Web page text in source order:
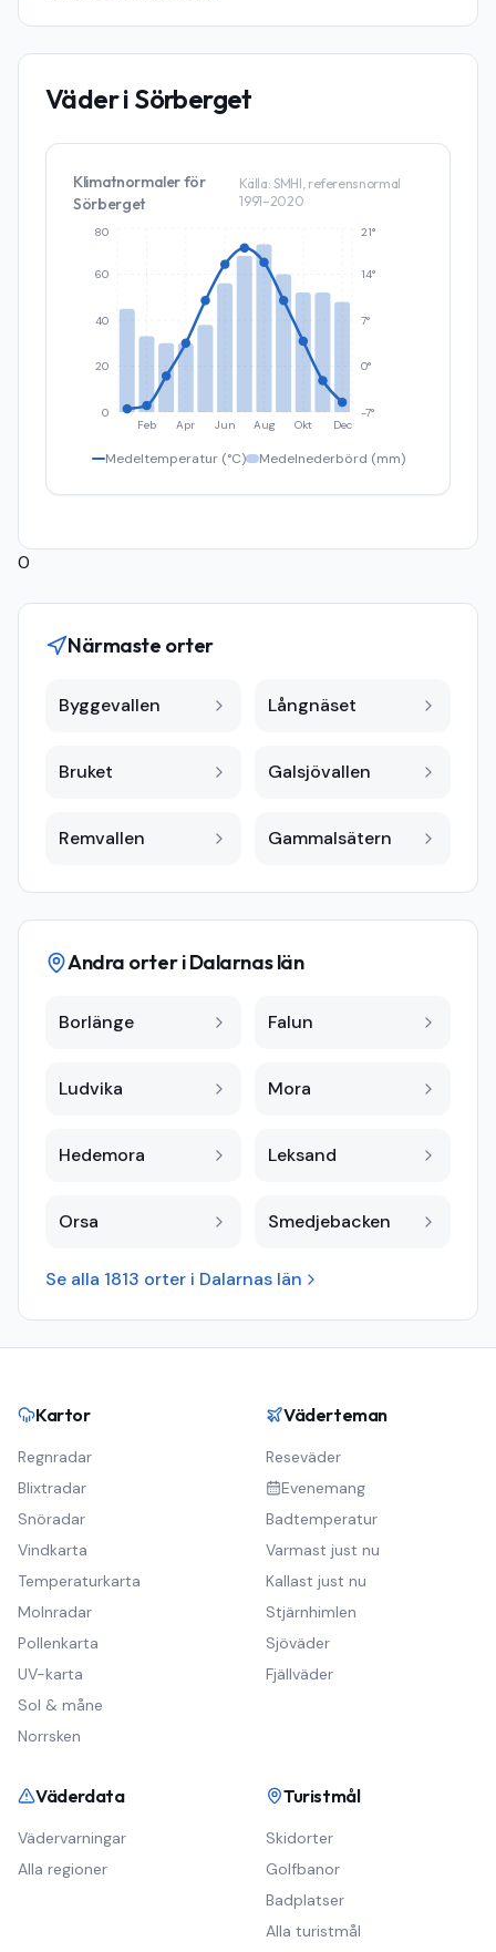
Väder i Sörberget
Klimatnormaler för
Sörberget
Källa: SMHI, referensnormal
1991–2020
Feb Apr Jun Aug Okt Dec
0
20
40
60
80
-7°
0°
7°
14°
21°
Medeltemperatur (°C) Medelnederbörd (mm)
0
Närmaste orter
Byggevallen Långnäset
Bruket Galsjövallen
Remvallen Gammalsätern
Andra orter iDalarnas län
Borlänge Falun
Ludvika Mora
Hedemora Leksand
Orsa Smedjebacken
Se alla 1813 orter i Dalarnas län
Kartor
Regnradar
Blixtradar
Snöradar
Vindkarta
Temperaturkarta
Molnradar
Pollenkarta
UV-karta
Sol & måne
Norrsken
Väderteman
Reseväder
Evenemang
Badtemperatur
Varmast just nu
Kallast just nu
Stjärnhimlen
Sjöväder
Fjällväder
Väderdata
Vädervarningar
Alla regioner
Turistmål
Skidorter
Golfbanor
Badplatser
Alla turistmål